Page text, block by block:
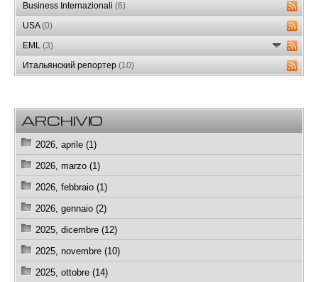
Business Internazionali (6)
USA(0)
EML (3)
Итальянский репортер (10)
ARCHIVIO
2026, aprile (1)
2026, marzo (1)
2026, febbraio (1)
2026, gennaio (2)
2025, dicembre (12)
2025, novembre (10)
2025, ottobre (14)